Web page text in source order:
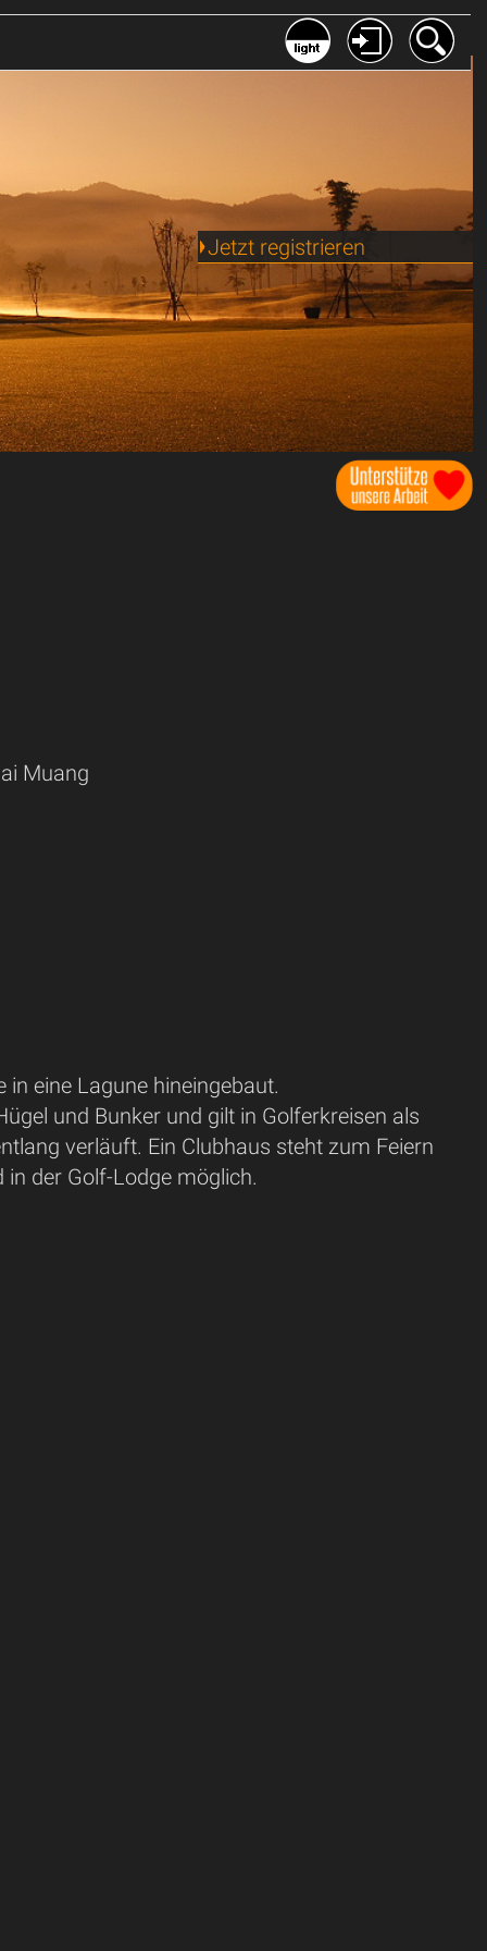
Jetzt registrieren
Muang
eine Lagune hineingebaut.
und Bunker und gilt in Golferkreisen als
verläuft. Ein Clubhaus steht zum Feiern
der Golf-Lodge möglich.